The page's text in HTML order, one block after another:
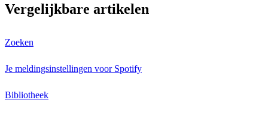
Vergelijkbare artikelen
Zoeken
Je meldingsinstellingen voor Spotify
Bibliotheek